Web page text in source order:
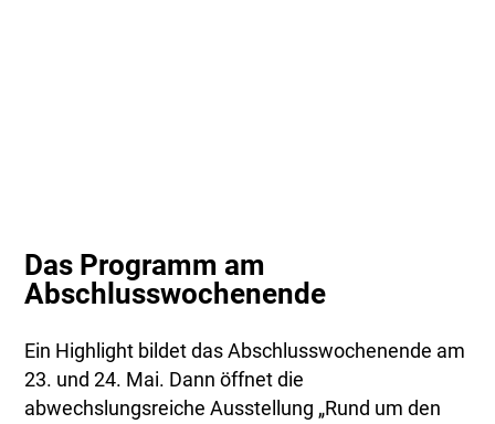
Das Programm am
Abschlusswochenende
Ein Highlight bildet das Abschlusswochenende am
23. und 24. Mai. Dann öffnet die
abwechslungsreiche Ausstellung „Rund um den